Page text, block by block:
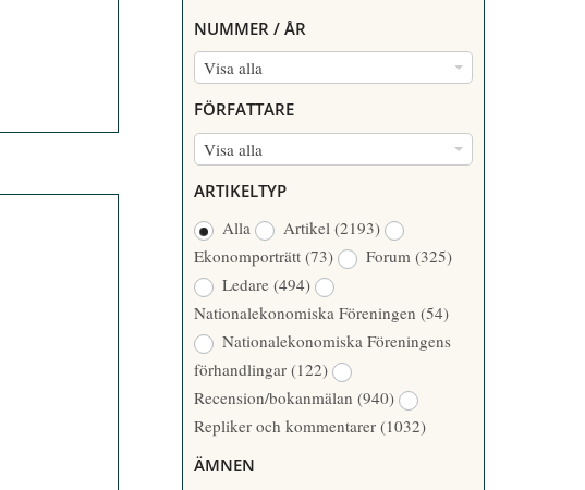
NUMMER / ÅR
Visa alla
N
M
M
/
Å
R
FÖRFATTARE
Visa alla
R
F
A
T
T
A
R
E
ARTIKELTYP
Alla
Artikel (2193)
Ekonomporträtt (73) Forum (325)
Ledare (494)
Nationalekonomiska Föreningen (54)
Nationalekonomiska Föreningens
förhandlingar (122)
Recension/bokanmälan (940)
Repliker och kommentarer (1032)
ÄMNEN